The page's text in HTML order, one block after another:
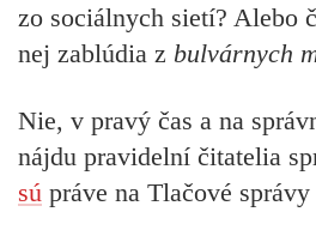
zo sociálnych sietí? Alebo
nej zablúdia z bulvárnych
Nie, v pravý čas a na
nájdu pravidelní čitatelia
sú práve na Tlačové správy